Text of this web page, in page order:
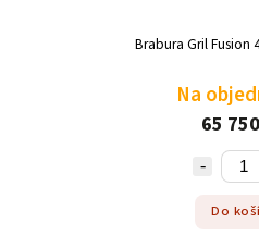
Brabura Gril Fusion
Na
65
Do